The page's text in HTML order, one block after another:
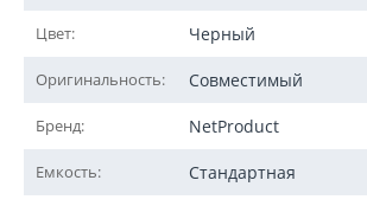
Цвет: Черный
Оригинальность: Совместимый
Бренд: NetProduct
Емкость: Стандартная